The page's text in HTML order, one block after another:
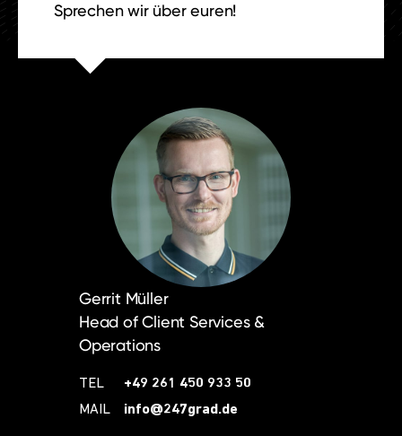
Sprechen wir über euren!
Gerrit Müller
Head of Client Services &
Operations
TEL
+49 261 450 933 50
MAIL
info@247grad.de